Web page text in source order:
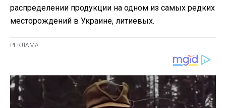
распределении продукции на одном из самых редких
месторождений в Украине, литиевых.